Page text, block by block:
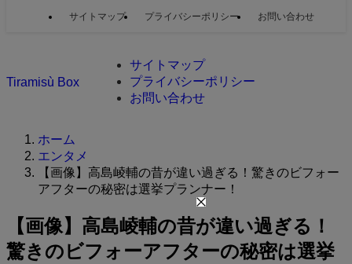
サイトマップ プライバシーポリシー お問い合わせ
Tiramisù Box
サイトマップ
プライバシーポリシー
お問い合わせ
ホーム
エンタメ
【画像】高島崚輔の昔が違い過ぎる！驚きのビフォー
アフターの秘密は選挙プランナー！
【画像】高島崚輔の昔が違い過ぎる！
驚きのビフォーアフターの秘密は選挙